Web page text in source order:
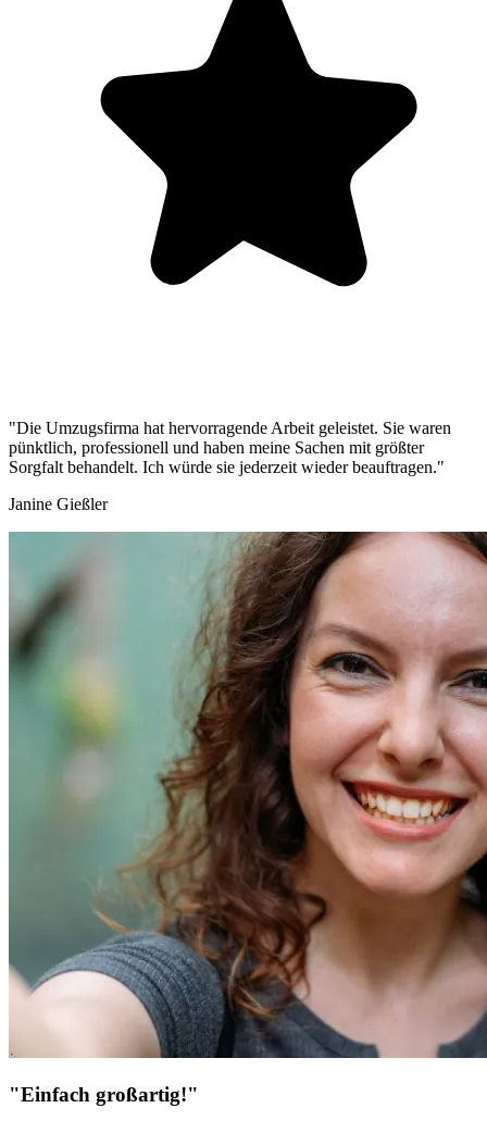
"Die Umzugsfirma hat hervorragende Arbeit geleistet. Sie waren
pünktlich, professionell und haben meine Sachen mit größter
Sorgfalt behandelt. Ich würde sie jederzeit wieder beauftragen."
Janine Gießler
"Einfach großartig!"